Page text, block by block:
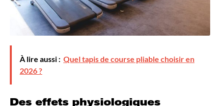
À lire aussi : Quel tapis de course pliable choisir en
2026 ?
Des effets physiologiques